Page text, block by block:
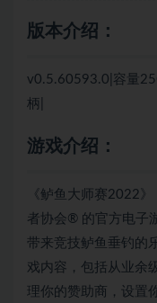
版本介绍：
v0.5.60593.0|容量
柄|
游戏介绍：
《鲈鱼大师赛2022
者协会® 的官方电子
带来竞技鲈鱼垂钓的
戏内容，包括从业余
理你的赞助商，设置